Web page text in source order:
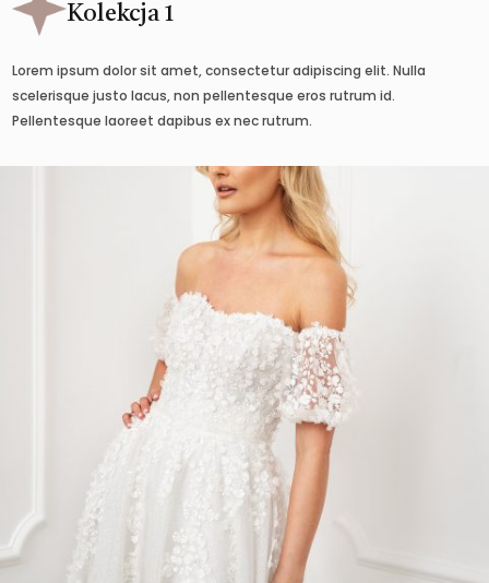
Kolekcja 1
Lorem ipsum dolor sit amet, consectetur adipiscing elit. Nulla
scelerisque justo lacus, non pellentesque eros rutrum id.
Pellentesque laoreet dapibus ex nec rutrum.